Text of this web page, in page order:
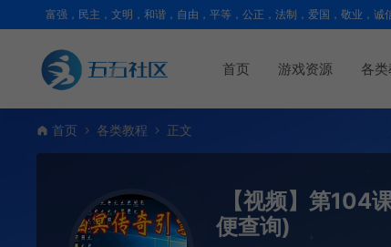
富强，民主，文明，和谐，自由，平等，公正，法制，爱国，敬业，诚
首页 游戏资源 各
首页 各类教程 正文
【视频】第104
便查询)